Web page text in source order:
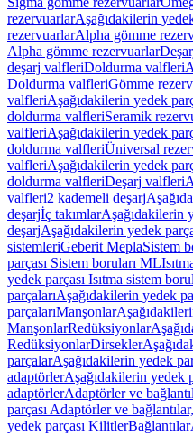
rezervuarlarAşağıdakilerin
rezervuarlarAlpha gömme
Alpha gömme rezervuarlar
deşarj valfleriDoldurma valfleri
Doldurma valfleriGömme
valfleriAşağıdakilerin yedek
doldurma valfleriSeramik
valfleriAşağıdakilerin yedek
doldurma valfleriÜniversal
valfleriAşağıdakilerin yedek
doldurma valfleriDeşarj valfleri
valfleri2 kademeli deşarj
deşarjİç takımlarAşağıdakilerin
deşarjAşağıdakilerin yedek
sistemleriGeberit MeplaSistem
parçası Sistem boruları ML
yedek parçası Isıtma sistem
parçalarıAşağıdakilerin yedek
parçalarıManşonlar
ManşonlarRedüksiyonlar
RedüksiyonlarDirsekler
parçalarAşağıdakilerin yedek
adaptörlerAşağıdakilerin yedek
adaptörlerAdaptörler ve
parçası Adaptörler ve
yedek parçası KilitlerBağlantılar